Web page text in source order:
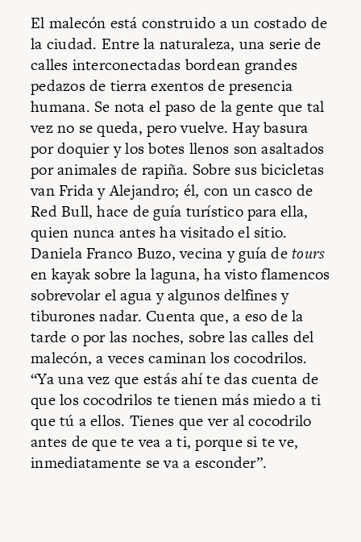
El malecón está construido a un costado de
la ciudad. Entre la naturaleza, una serie de
calles interconectadas bordean grandes
pedazos de tierra exentos de presencia
humana. Se nota el paso de la gente que tal
vez no se queda, pero vuelve. Hay basura
por doquier y los botes llenos son asaltados
por animales de rapiña. Sobre sus bicicletas
van Frida y Alejandro; él, con un casco de
Red Bull, hace de guía turístico para ella,
quien nunca antes ha visitado el sitio.
Daniela Franco Buzo, vecina y guía detours
en kayak sobre la laguna, ha visto flamencos
sobrevolar el agua y algunos delfines y
tiburones nadar. Cuenta que, a eso de la
tarde o por las noches, sobre las calles del
malecón, a veces caminan los cocodrilos.
“Ya una vez que estás ahí te das cuenta de
que los cocodrilos te tienen más miedo a ti
que tú a ellos. Tienes que ver al cocodrilo
antes de que te vea a ti, porque si te ve,
inmediatamente se va a esconder”.